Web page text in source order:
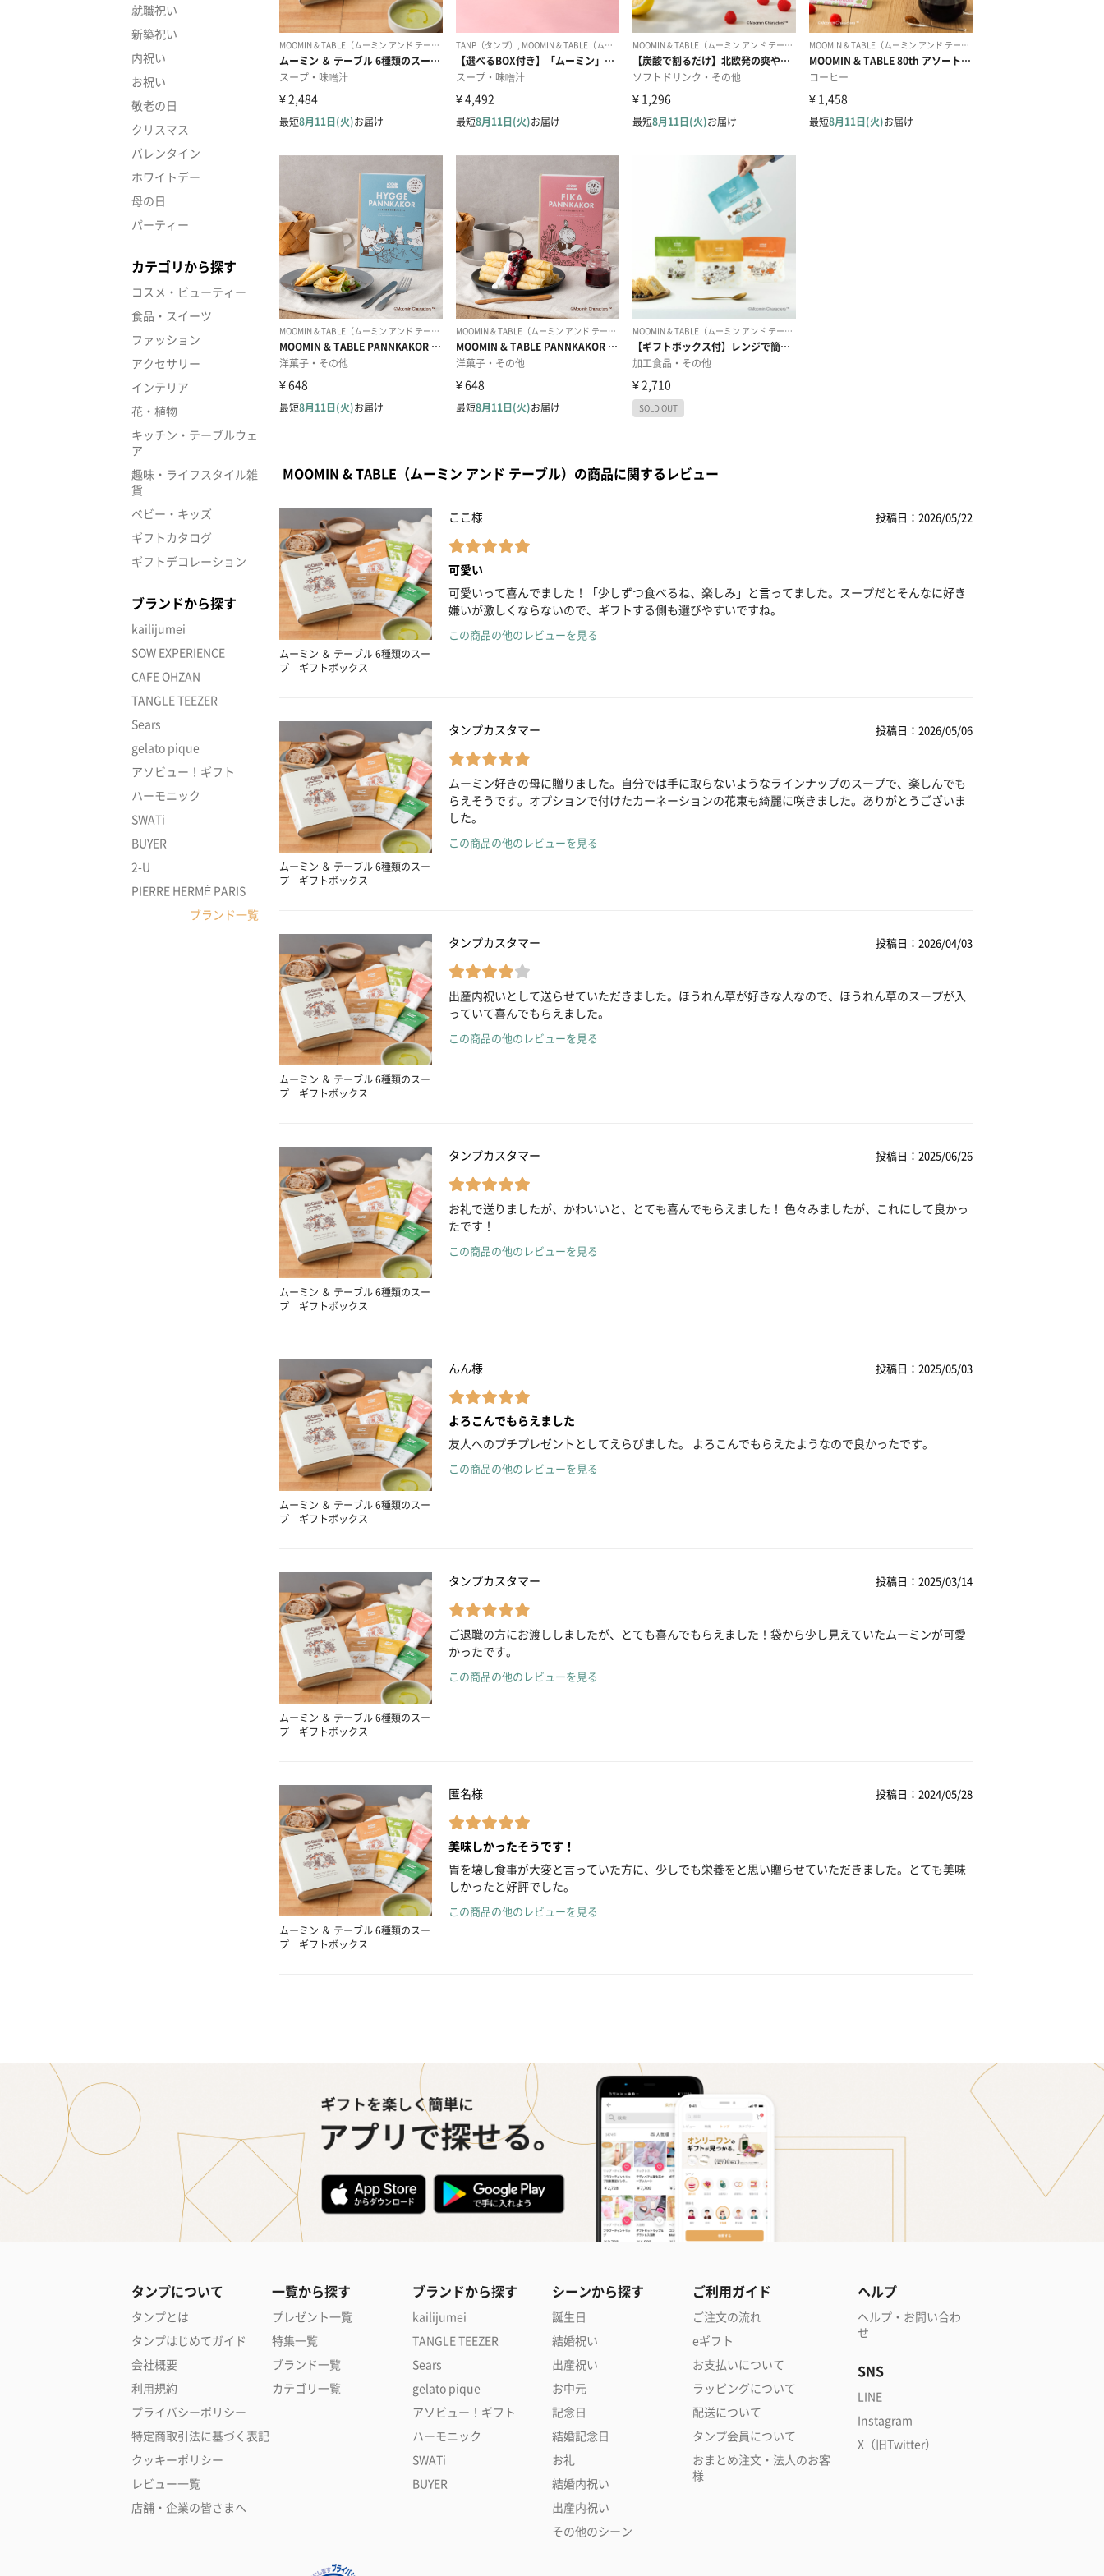
就職祝い
新築祝い
内祝い
お祝い
敬老の日
クリスマス
バレンタイン
ホワイトデー
母の日
パーティー
カテゴリから探す
コスメ・ビューティー
食品・スイーツ
ファッション
アクセサリー
インテリア
花・植物
キッチン・テーブルウェ
ア
趣味・ライフスタイル雑
貨
ベビー・キッズ
ギフトカタログ
ギフトデコレーション
ブランドから探す
kailijumei
SOW EXPERIENCE
CAFE OHZAN
TANGLE TEEZER
Sears
gelato pique
アソビュー！ギフト
ハーモニック
SWATi
BUYER
2-U
PIERRE HERMÉ PARIS
ブランド一覧
MOOMIN & TABLE（ムーミン アンド テーブル）の商品に関するレビュー
ムーミン ＆ テーブル 6種類のスー
プ ギフトボックス
ここ様 投稿日：2026/05/22
可愛い
可愛いって喜んでました！「少しずつ食べるね、楽しみ」と言ってました。スープだとそんなに好き
嫌いが激しくならないので、ギフトする側も選びやすいですね。
この商品の他のレビューを見る
ムーミン ＆ テーブル 6種類のスー
プ ギフトボックス
タンプカスタマー 投稿日：2026/05/06
ムーミン好きの母に贈りました。自分では手に取らないようなラインナップのスープで、楽しんでも
らえそうです。オプションで付けたカーネーションの花束も綺麗に咲きました。ありがとうございま
した。
この商品の他のレビューを見る
ムーミン ＆ テーブル 6種類のスー
プ ギフトボックス
タンプカスタマー 投稿日：2026/04/03
出産内祝いとして送らせていただきました。ほうれん草が好きな人なので、ほうれん草のスープが入
っていて喜んでもらえました。
この商品の他のレビューを見る
ムーミン ＆ テーブル 6種類のスー
プ ギフトボックス
タンプカスタマー 投稿日：2025/06/26
お礼で送りましたが、かわいいと、とても喜んでもらえました！ 色々みましたが、これにして良かっ
たです！
この商品の他のレビューを見る
ムーミン ＆ テーブル 6種類のスー
プ ギフトボックス
んん様 投稿日：2025/05/03
よろこんでもらえました
友人へのプチプレゼントとしてえらびました。 よろこんでもらえたようなので良かったです。
この商品の他のレビューを見る
ムーミン ＆ テーブル 6種類のスー
プ ギフトボックス
タンプカスタマー 投稿日：2025/03/14
ご退職の方にお渡ししましたが、とても喜んでもらえました！袋から少し見えていたムーミンが可愛
かったです。
この商品の他のレビューを見る
ムーミン ＆ テーブル 6種類のスー
プ ギフトボックス
匿名様 投稿日：2024/05/28
美味しかったそうです！
胃を壊し食事が大変と言っていた方に、少しでも栄養をと思い贈らせていただきました。とても美味
しかったと好評でした。
この商品の他のレビューを見る
タンプについて
タンプとは
タンプはじめてガイド
会社概要
利用規約
プライバシーポリシー
特定商取引法に基づく表記
クッキーポリシー
レビュー一覧
店舗・企業の皆さまへ
一覧から探す
プレゼント一覧
特集一覧
ブランド一覧
カテゴリ一覧
ブランドから探す
kailijumei
TANGLE TEEZER
Sears
gelato pique
アソビュー！ギフト
ハーモニック
SWATi
BUYER
シーンから探す
誕生日
結婚祝い
出産祝い
お中元
記念日
結婚記念日
お礼
結婚内祝い
出産内祝い
その他のシーン
ご利用ガイド
ご注文の流れ
eギフト
お支払いについて
ラッピングについて
配送について
タンプ会員について
おまとめ注文・法人のお客
様
ヘルプ
ヘルプ・お問い合わ
せ
SNS
LINE
Instagram
X（旧Twitter）